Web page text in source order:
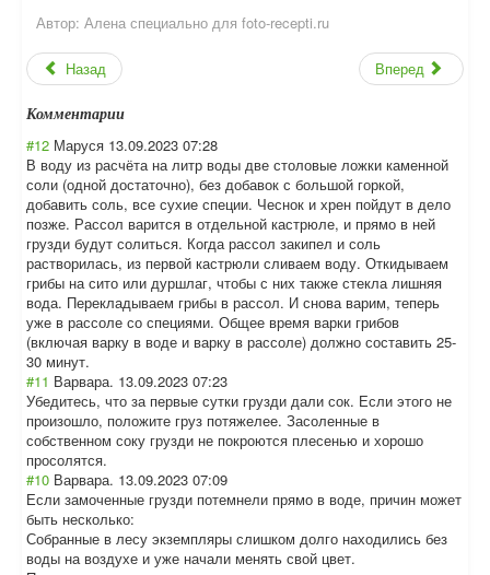
Автор: Алена специально для foto-recepti.ru
Назад Вперед
Комментарии
#12 Маруся 13.09.2023 07:28
В воду из расчёта на литр воды две столовые ложки каменной
соли (одной достаточно), без добавок с большой горкой,
добавить соль, все сухие специи. Чеснок и хрен пойдут в дело
позже. Рассол варится в отдельной кастрюле, и прямо в ней
грузди будут солиться. Когда рассол закипел и соль
растворилась, из первой кастрюли сливаем воду. Откидываем
грибы на сито или дуршлаг, чтобы с них также стекла лишняя
вода. Перекладываем грибы в рассол. И снова варим, теперь
уже в рассоле со специями. Общее время варки грибов
(включая варку в воде и варку в рассоле) должно составить 25-
30 минут.
#11 Варвара. 13.09.2023 07:23
Убедитесь, что за первые сутки грузди дали сок. Если этого не
произошло, положите груз потяжелее. Засоленные в
собственном соку грузди не покроются плесенью и хорошо
просолятся.
#10 Варвара. 13.09.2023 07:09
Если замоченные грузди потемнели прямо в воде, причин может
быть несколько:
Собранные в лесу экземпляры слишком долго находились без
воды на воздухе и уже начали менять свой цвет.